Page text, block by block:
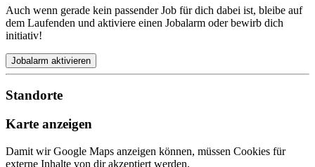
Auch wenn gerade kein passender Job für dich dabei ist, bleibe auf
dem Laufenden und aktiviere einen Jobalarm oder bewirb dich
initiativ!
Jobalarm aktivieren
Standorte
Karte anzeigen
Damit wir Google Maps anzeigen können, müssen Cookies für
externe Inhalte von dir akzeptiert werden.